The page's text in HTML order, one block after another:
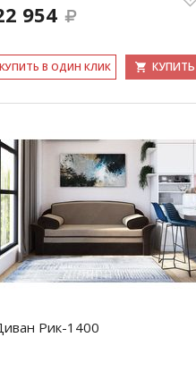
954
КУ­ПИТЬ В ОДИН КЛИК КУПИТЬ
Рик-1400